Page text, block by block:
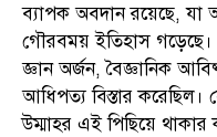
ব্যাপক অবদান রয়েছে, যা
গৌরবময় ইতিহাস গড়েছে।
জ্ঞান অর্জন, বৈজ্ঞানিক
আধিপত্য বিস্তার করেছিল।
উম্মাহর এই পিছিয়ে